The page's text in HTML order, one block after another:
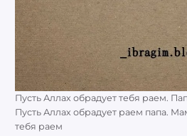
Пусть Аллах обрадует тебя раем.
Пусть Аллах обрадует раем папа.
тебя раем